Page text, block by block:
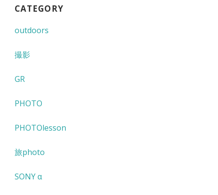
CATEGORY
outdoors
撮影
GR
PHOTO
PHOTOlesson
旅photo
SONY α